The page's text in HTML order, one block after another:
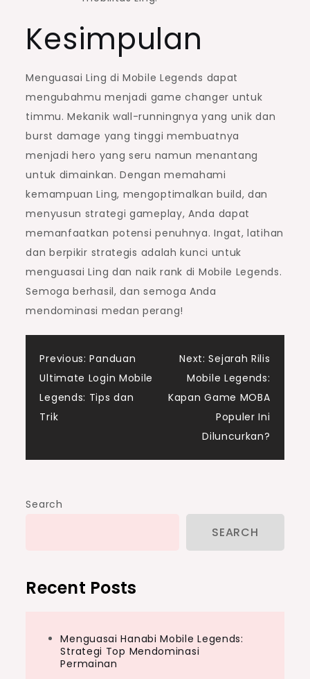
Kesimpulan
Menguasai Ling di Mobile Legends dapat
mengubahmu menjadi game changer untuk
timmu. Mekanik wall-runningnya yang unik dan
burst damage yang tinggi membuatnya
menjadi hero yang seru namun menantang
untuk dimainkan. Dengan memahami
kemampuan Ling, mengoptimalkan build, dan
menyusun strategi gameplay, Anda dapat
memanfaatkan potensi penuhnya. Ingat, latihan
dan berpikir strategis adalah kunci untuk
menguasai Ling dan naik rank di Mobile Legends.
Semoga berhasil, dan semoga Anda
mendominasi medan perang!
Post
navigation
Previous: Panduan
Ultimate Login Mobile
Legends: Tips dan
Trik
Next: Sejarah Rilis
Mobile Legends:
Kapan Game MOBA
Populer Ini
Diluncurkan?
Search
SEARCH
Recent Posts
Menguasai Hanabi Mobile Legends:
Strategi Top Mendominasi
Permainan